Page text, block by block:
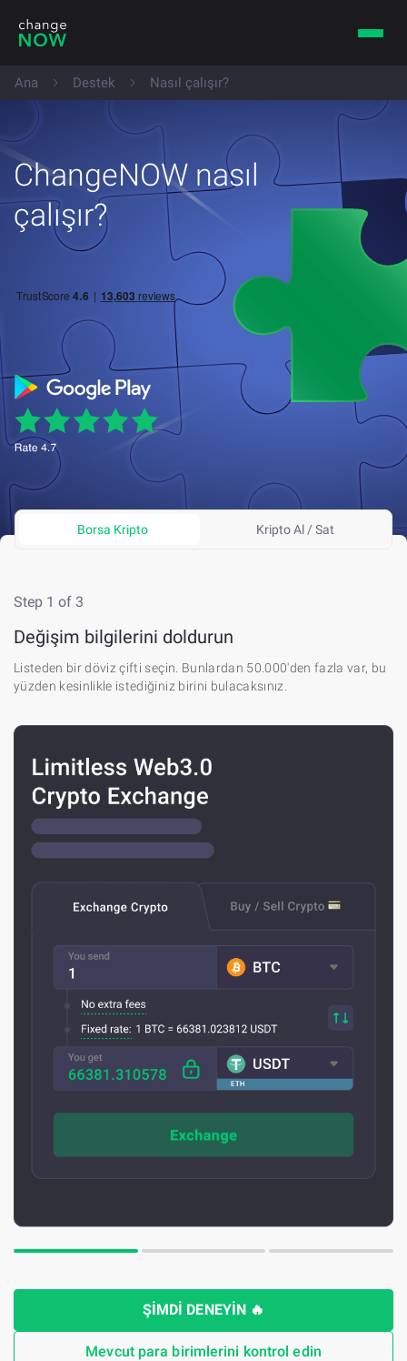
Ana Destek Nasıl çalışır?
ChangeNOW nasıl
çalışır?
Borsa Kripto Kripto Al / Sat
Step 1 of 3
Değişim bilgilerini doldurun
Listeden bir döviz çifti seçin. Bunlardan 50.000'den fazla var, bu
yüzden kesinlikle istediğiniz birini bulacaksınız.
ŞİMDİ DENEYİN 🔥
Mevcut para birimlerini kontrol edin